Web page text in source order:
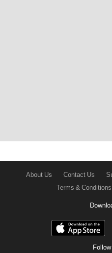
About Us Contact Us
Terms & Conditions